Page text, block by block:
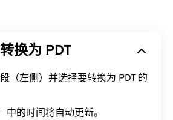
换为 PDT
（左侧）并选择要转换为 PDT 的
中的时间将自动更新。